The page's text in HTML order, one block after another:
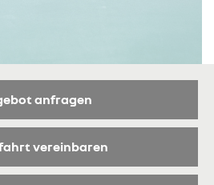
anfragen
vereinbaren